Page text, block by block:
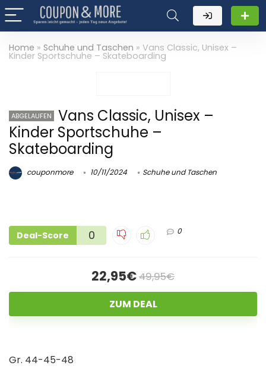
Home » Schuhe und Taschen » Vans Classic, Unisex –
Kinder Sportschuhe – Skateboarding
ABGELAUFEN
Vans Classic, Unisex –
Kinder Sportschuhe –
Skateboarding
couponmore 10/11/2024 Schuhe und Taschen
Deal-Score 0 0
22,95€49,95€
ZUM DEAL
Gr. 44-45-48